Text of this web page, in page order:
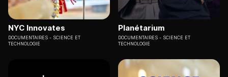
NYC Innovates
DOCUMENTAIRES
SCIENCE ET
TECHNOLOGIE
Planétarium
DOCUMENTAIRES
SCIENCE ET
TECHNOLOGIE